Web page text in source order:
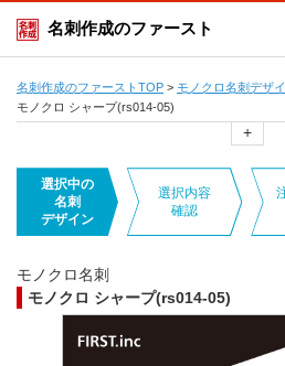
名刺作成のファースト
名刺作成のファーストTOP > モノクロ名刺デザ
モノクロ シャープ(rs014-05)
+
選択中の
名刺
デザイン
選択内容
確認
モノクロ名刺
モノクロ シャープ(rs014-05)